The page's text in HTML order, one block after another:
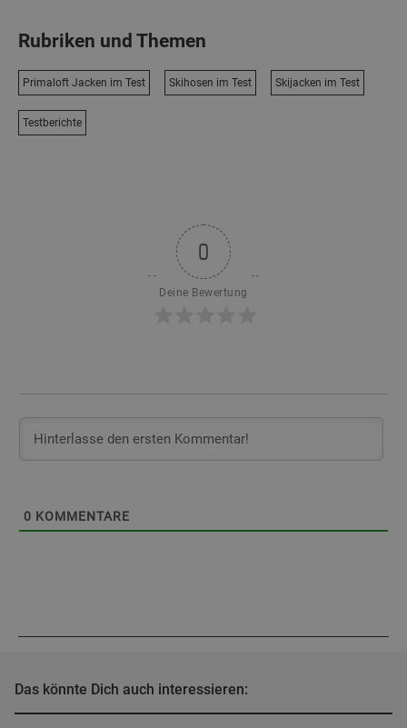
Rubriken und Themen
Primaloft Jacken im Test Skihosen im Test Skijacken im Test
Testberichte
0
Deine Bewertung
0 KOMMENTARE
Das könnte Dich auch interessieren: